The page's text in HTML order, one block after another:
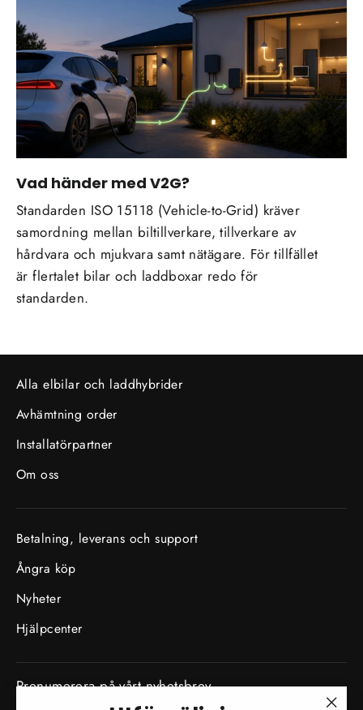
Vad händer med V2G?
Standarden ISO 15118 (Vehicle-to-Grid) kräver
samordning mellan biltillverkare, tillverkare av
hårdvara och mjukvara samt nätägare. För tillfället
är flertalet bilar och laddboxar redo för
standarden.
Alla elbilar och laddhybrider
Avhämtning order
Installatörpartner
Om oss
Betalning, leverans och support
Ångra köp
Nyheter
Hjälpcenter
Prenumerera på vårt nyhetsbrev